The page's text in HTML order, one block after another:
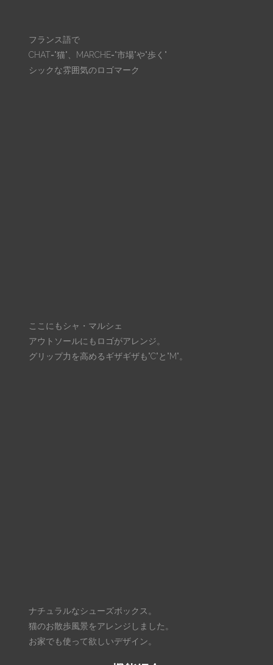
フランス語で
CHAT="猫"、MARCHE="市場"や"歩く"
シックな雰囲気のロゴマーク
ここにもシャ・マルシェ
アウトソールにもロゴがアレンジ。
グリップ力を高めるギザギザも"C"と"M"。
ナチュラルなシューズボックス。
猫のお散歩風景をアレンジしました。
お家でも使って欲しいデザイン。